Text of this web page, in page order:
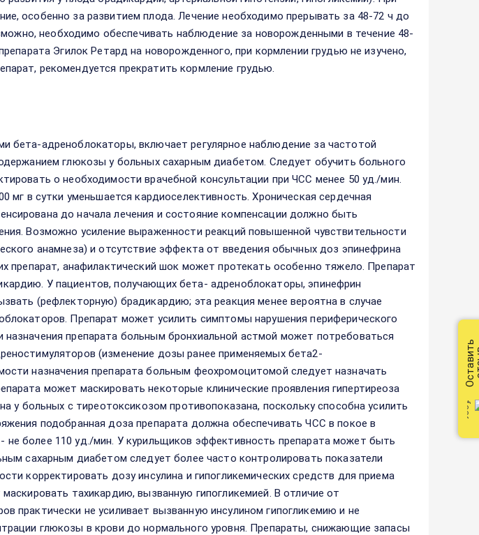
особенно за развитием плода. Лечение необходимо прерывать за 48-72 ч до
необходимо обеспечивать наблюдение за новорожденными в течение 48-
Эгилок Ретард на новорожденного, при кормлении грудью не изучено,
рекомендуется прекратить кормление грудью.
бета-адреноблокаторы, включает регулярное наблюдение за частотой
глюкозы у больных сахарным диабетом. Следует обучить больного
о необходимости врачебной консультации при ЧСС менее 50 уд./мин.
мг в сутки уменьшается кардиоселективность. Хроническая сердечная
до начала лечения и состояние компенсации должно быть
Возможно усиление выраженности реакций повышенной чувствительности
анамнеза) и отсутствие эффекта от введения обычных доз эпинефрина
препарат, анафилактический шок может протекать особенно тяжело. Препарат
У пациентов, получающих бета- адреноблокаторы, эпинефрин
(рефлекторную) брадикардию; эта реакция менее вероятна в случае
Препарат может усилить симптомы нарушения периферического
препарата больным бронхиальной астмой может потребоваться
(изменение дозы ранее применяемых бета2-
назначения препарата больным феохромоцитомой следует назначать
может маскировать некоторые клинические проявления гипертиреоза
у больных с тиреотоксикозом противопоказана, поскольку способна усилить
подобранная доза препарата должна обеспечивать ЧСС в покое в
- не более 110 уд./мин. У курильщиков эффективность препарата может быть
сахарным диабетом следует более часто контролировать показатели
корректировать дозу инсулина и гипогликемических средств для приема
тахикардию, вызванную гипогликемией. В отличие от
практически не усиливает вызванную инсулином гипогликемию и не
глюкозы в крови до нормального уровня. Препараты, снижающие запасы
Оставить